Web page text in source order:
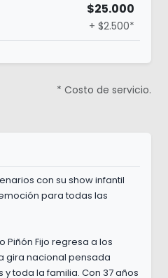
$25.000
+ $2.500*
* Costo de servicio.
con su show infantil
para todas las
Piñón Fijo regresa a los
gira nacional pensada
toda la familia. Con 37 años